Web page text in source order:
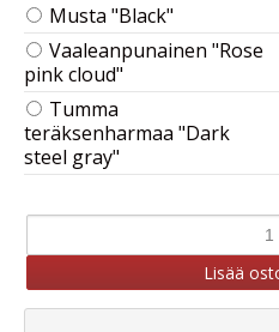
Musta "Black"
Vaaleanpunainen "Rose
pink cloud"
Tumma
teräksenharmaa "Dark
steel gray"